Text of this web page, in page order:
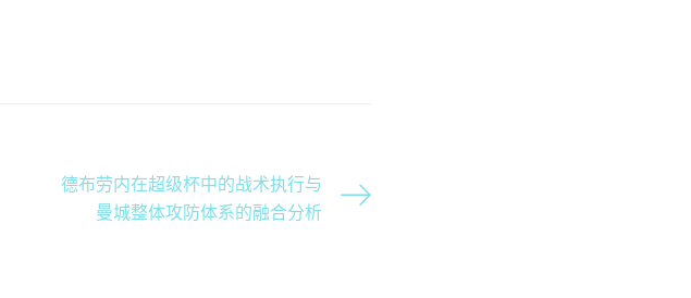
德布劳内在超级杯中的战术执行与
曼城整体攻防体系的融合分析